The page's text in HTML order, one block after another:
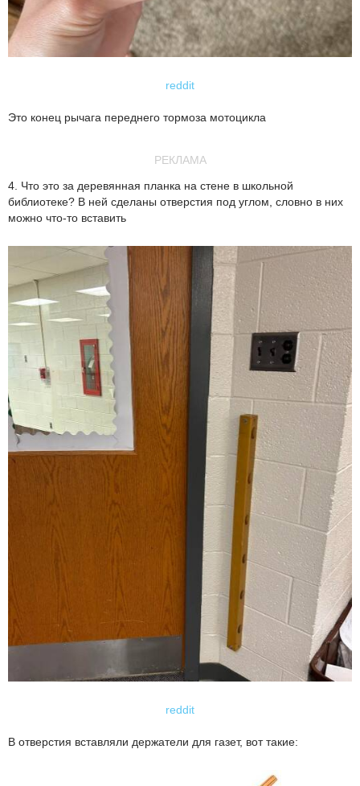
reddit
Это конец рычага переднего тормоза мотоцикла
РЕКЛАМА
4. Что это за деревянная планка на стене в школьной
библиотеке? В ней сделаны отверстия под углом, словно в них
можно что-то вставить
reddit
В отверстия вставляли держатели для газет, вот такие: